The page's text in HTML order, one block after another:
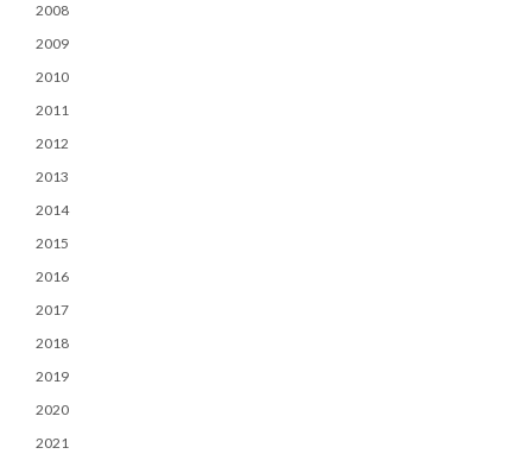
2008
2009
2010
2011
2012
2013
2014
2015
2016
2017
2018
2019
2020
2021